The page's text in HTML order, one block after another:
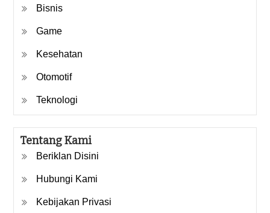
Bisnis
Game
Kesehatan
Otomotif
Teknologi
Tentang Kami
Beriklan Disini
Hubungi Kami
Kebijakan Privasi